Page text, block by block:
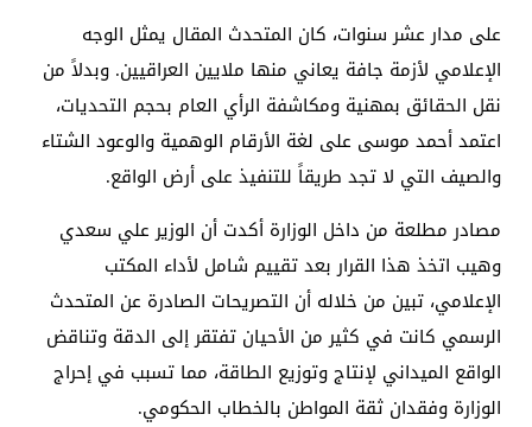
​على مدار عشر سنوات، كان المتحدث المقال يمثل الوجه
الإعلامي لأزمة جافة يعاني منها ملايين العراقيين. وبدلاً من
نقل الحقائق بمهنية ومكاشفة الرأي العام بحجم التحديات،
اعتمد أحمد موسى على لغة الأرقام الوهمية والوعود الشتاء
والصيف التي لا تجد طريقاً للتنفيذ على أرض الواقع.
​مصادر مطلعة من داخل الوزارة أكدت أن الوزير علي سعدي
وهيب اتخذ هذا القرار بعد تقييم شامل لأداء المكتب
الإعلامي، تبين من خلاله أن التصريحات الصادرة عن المتحدث
الرسمي كانت في كثير من الأحيان تفتقر إلى الدقة وتناقض
الواقع الميداني لإنتاج وتوزيع الطاقة، مما تسبب في إحراج
الوزارة وفقدان ثقة المواطن بالخطاب الحكومي.